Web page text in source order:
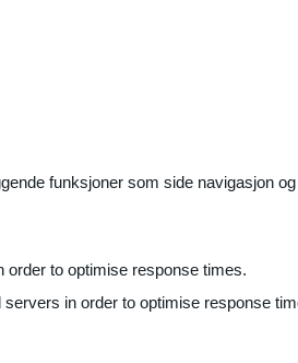
funksjoner som side navigasjon
order to optimise response times.
in order to optimise response